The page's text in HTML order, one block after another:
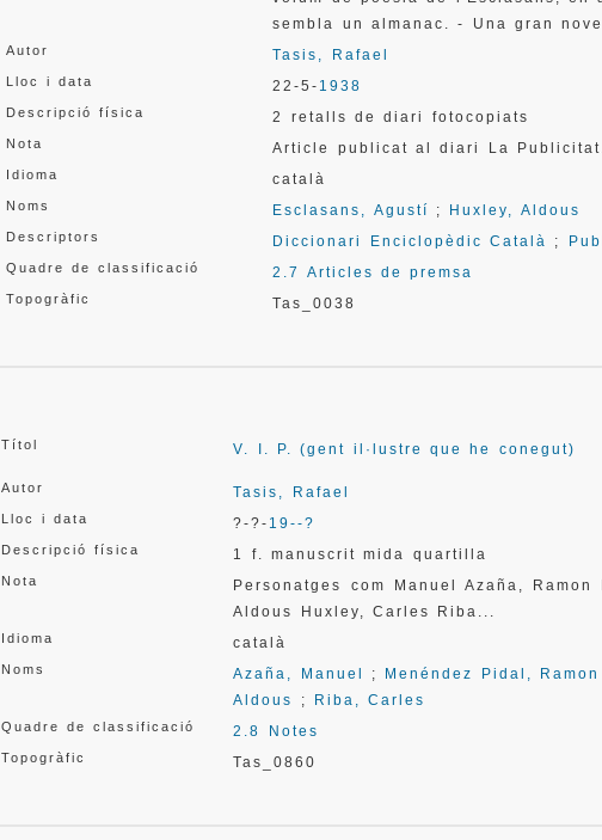
sembla un almanac. - Una gran
Autor Tasis, Rafael
Lloc i data 22-5- 1938
Descripció física 2 retalls de diari fotocopiats
Nota Article publicat al diari La
Idioma català
Noms Esclasans, Agustí ; Huxley, Aldous
Descriptors Diccionari Enciclopèdic Català ;
Quadre de classificació 2.7 Articles de premsa
Topogràfic Tas_0038
Títol V. I. P. (gent il·lustre que he conegut)
Autor Tasis, Rafael
Lloc i data ?-?- 19--?
Descripció física 1 f. manuscrit mida quartilla
Nota
Personatges com Manuel Azaña,
Aldous Huxley, Carles Riba...
Idioma català
Noms Azaña, Manuel ; Menéndez Pidal, Ramon
Aldous
; Riba, Carles
Quadre de classificació 2.8 Notes
Topogràfic Tas_0860